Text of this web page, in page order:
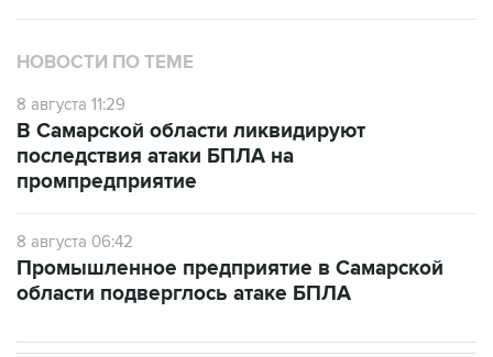
НОВОСТИ ПО ТЕМЕ
8 августа 11:29
В Самарской области ликвидируют
последствия атаки БПЛА на
промпредприятие
8 августа 06:42
Промышленное предприятие в Самарской
области подверглось атаке БПЛА